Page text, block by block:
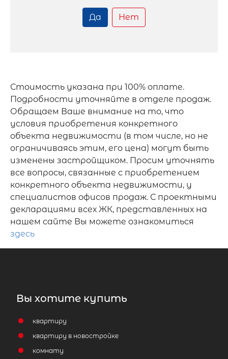
Да Нет
Стоимость указана при 100% оплате.
Подробности уточняйте в отделе продаж.
Обращаем Ваше внимание на то, что
условия приобретения конкретного
объекта недвижимости (в том числе, но не
ограничиваясь этим, его цена) могут быть
изменены застройщиком. Просим уточнять
все вопросы, связанные с приобретением
конкретного объекта недвижимости, у
специалистов офисов продаж. С проектными
декларациями всех ЖК, представленных на
нашем сайте Вы можете ознакомиться
здесь
Вы хотите купить
квартиру
квартиру в новостройке
комнату